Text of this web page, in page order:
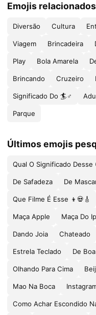
Emojis
Diversão Cultura
Viagem Brincadeira
Play Bola Amarela
Brincando Cruzeiro
Significado Do 🏄♂️
Parque
Últimos emojis
Qual O Significado Desse
De Safadeza De
Que Filme É Esse 👦💀🎸
Maça Apple Maça Do
Dando Joia Chateado
Estrela Teclado De
Olhando Para Cima
Mao Na Boca
Como Achar Escondido